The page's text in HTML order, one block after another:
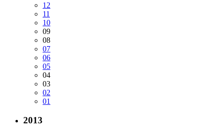
12
11
10
09
08
07
06
05
04
03
02
01
2013